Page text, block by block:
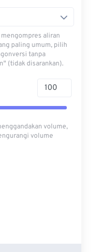
aliran
paling umum, pilih
tanpa
(tidak disarankan).
volume,
volume